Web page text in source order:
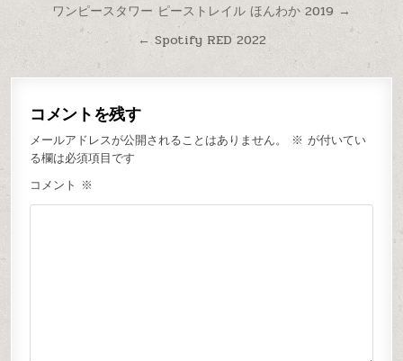
ワンピースタワー ピーストレイル ほんわか 2019 →
← Spotify RED 2022
コメントを残す
メールアドレスが公開されることはありません。 ※ が付いてい
る欄は必須項目です
コメント ※